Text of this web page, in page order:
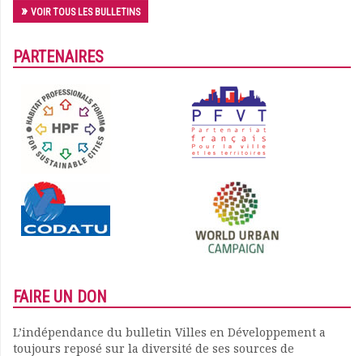
Offres d’emploi
Actualités
Nous contacter
VOIR TOUS LES BULLETINS
PARTENAIRES
FAIRE UN DON
L’indépendance du bulletin Villes en Développement a
toujours reposé sur la diversité de ses sources de